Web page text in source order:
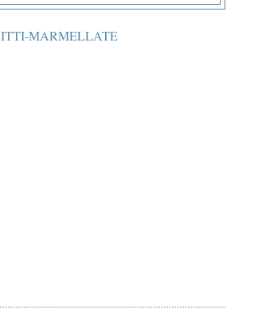
MARMELLATE